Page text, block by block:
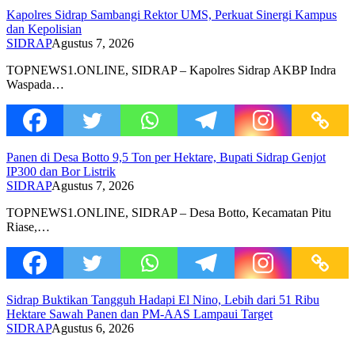
Kapolres Sidrap Sambangi Rektor UMS, Perkuat Sinergi Kampus
dan Kepolisian
SIDRAPAgustus 7, 2026
TOPNEWS1.ONLINE, SIDRAP – Kapolres Sidrap AKBP Indra
Waspada…
Panen di Desa Botto 9,5 Ton per Hektare, Bupati Sidrap Genjot
IP300 dan Bor Listrik
SIDRAPAgustus 7, 2026
TOPNEWS1.ONLINE, SIDRAP – Desa Botto, Kecamatan Pitu
Riase,…
Sidrap Buktikan Tangguh Hadapi El Nino, Lebih dari 51 Ribu
Hektare Sawah Panen dan PM-AAS Lampaui Target
SIDRAPAgustus 6, 2026